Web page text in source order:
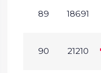
89 18691
90 21210